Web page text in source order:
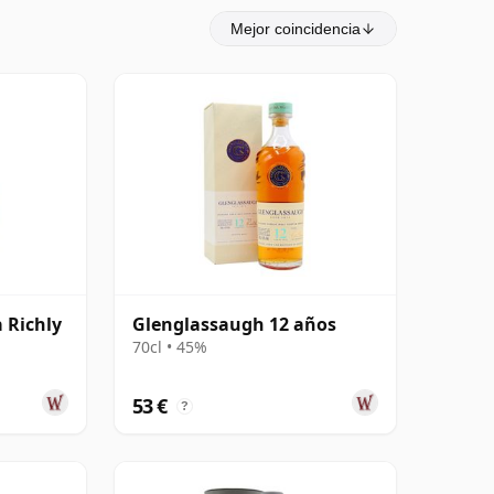
Mejor coincidencia
Richly
Glenglassaugh 12 años
70cl • 45%
53 € ?